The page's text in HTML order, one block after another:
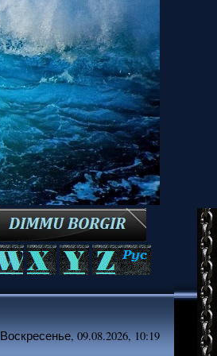
Воскресенье, 09.08.2026, 10:19